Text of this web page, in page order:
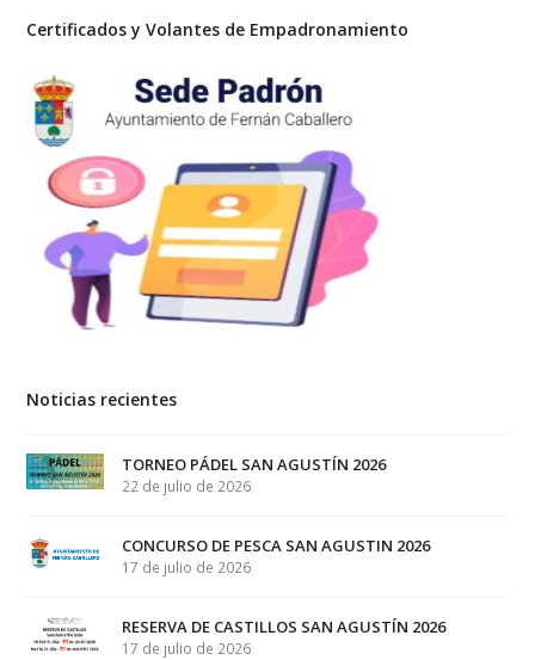
Certificados y Volantes de Empadronamiento
Noticias recientes
TORNEO PÁDEL SAN AGUSTÍN 2026
22 de julio de 2026
CONCURSO DE PESCA SAN AGUSTIN 2026
17 de julio de 2026
RESERVA DE CASTILLOS SAN AGUSTÍN 2026
17 de julio de 2026